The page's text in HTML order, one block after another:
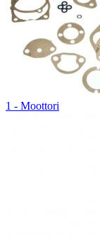
1 - Moottori